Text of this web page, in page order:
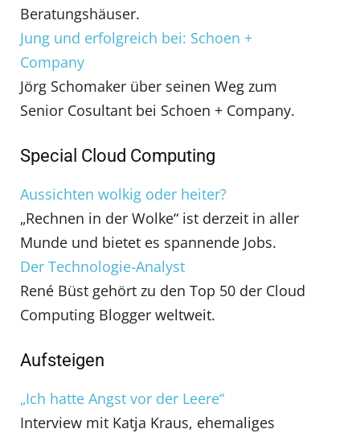
Beratungshäuser.
Jung und erfolgreich bei: Schoen +
Company
Jörg Schomaker über seinen Weg zum
Senior Cosultant bei Schoen + Company.
Special Cloud Computing
Aussichten wolkig oder heiter?
„Rechnen in der Wolke“ ist derzeit in aller
Munde und bietet es spannende Jobs.
Der Technologie-Analyst
René Büst gehört zu den Top 50 der Cloud
Computing Blogger weltweit.
Aufsteigen
„Ich hatte Angst vor der Leere“
Interview mit Katja Kraus, ehemaliges